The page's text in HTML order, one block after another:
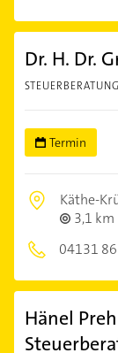
Dr. H. Dr.
STEUERBERATUNG
Termin
Käthe-
3,1 km
04131
Hänel